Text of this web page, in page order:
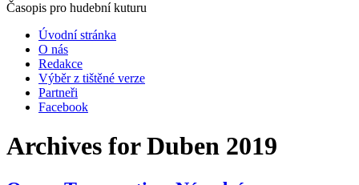
Časopis pro hudební kuturu
Úvodní stránka
O nás
Redakce
Výběr z tištěné verze
Partneři
Facebook
Archives for Duben 2019